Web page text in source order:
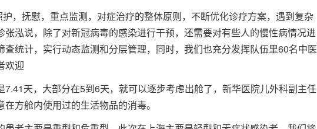
，抚慰，重点监测，对症治疗的整体原则，不断优化诊疗方案，遇到复杂
泓说，除了对新冠病毒的感染进行干预，还需要对有些人的慢性病情况进
统计，实行动态监测和分层管理，同时，我们也充分发挥队伍里60名中医
欢迎
7.41天，大部分在5到6天，就可以逐步考虑出舱了，新华医院儿外科副主任
方舱内使用过的生活物品的消毒。